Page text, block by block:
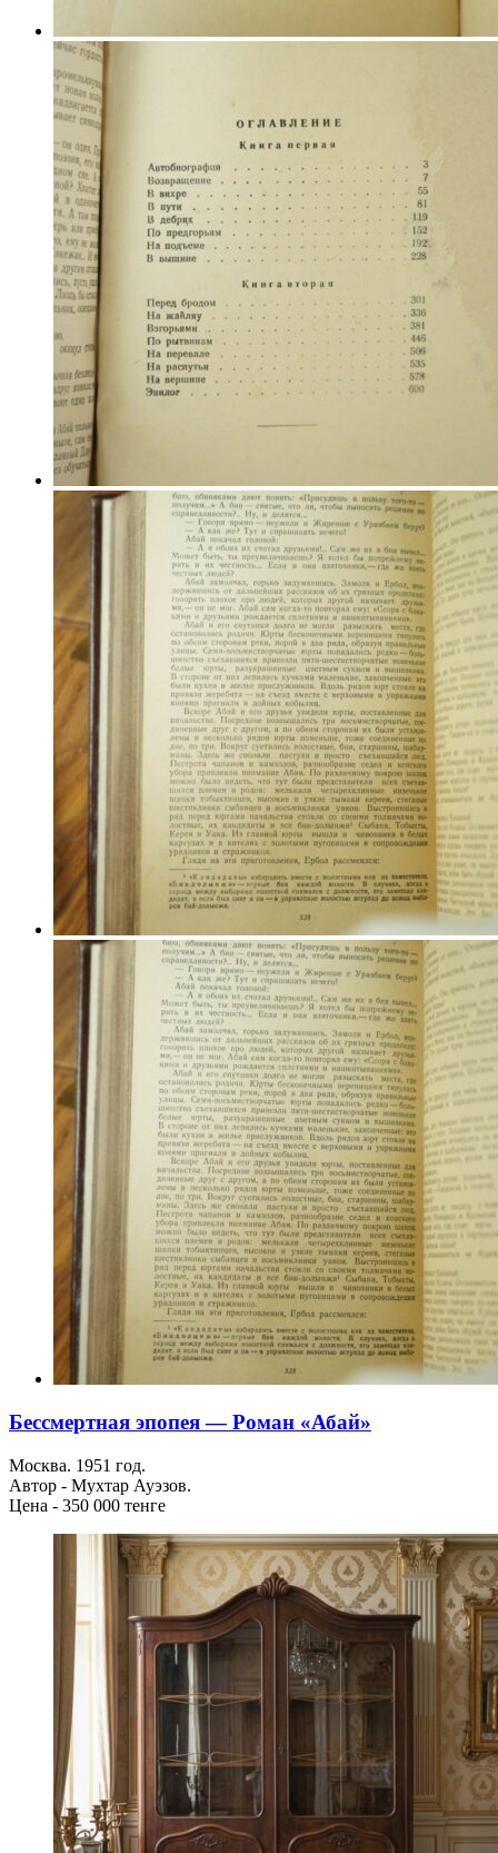
Бессмертная эпопея — Роман «Абай»
Москва. 1951 год.
Автор - Мухтар Ауэзов.
Цена - 350 000 тенге